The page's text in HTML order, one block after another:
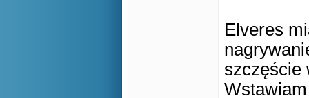
Elveres
szczęście